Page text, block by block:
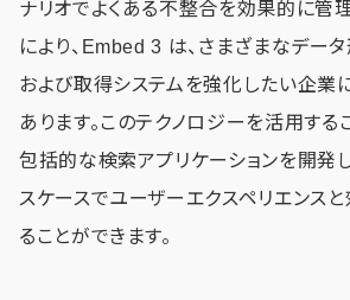
ナリオでよくある不整合を効果的に管
により、Embed 3 は、さまざまなデー
および取得システムを強化したい企業
あります。このテクノロジーを活用する
包括的な検索アプリケーションを開発
スケースでユーザーエクスペリエンス
ることができます。